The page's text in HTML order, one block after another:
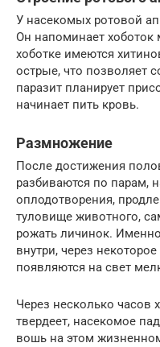
У насекомых ротовой
Он напоминает хоботок
хоботке имеются
острые, что позволяет
паразит планирует
начинает пить кровь.
Размножение
После достижения
разбиваются по парам,
оплодотворения,
туловище животного,
рожать личинок.
внутри, через
появляются на свет
Через несколько часов
твердеет, насекомое
вошь на этом